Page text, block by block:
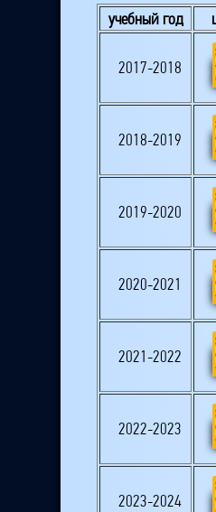
учебный год
2017-2018
2018-2019
2019-2020
2020-2021
2021-2022
2022-2023
2023-2024